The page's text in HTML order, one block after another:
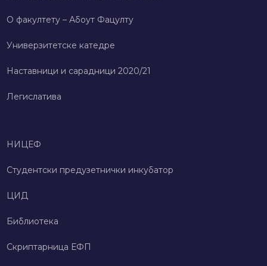
О факултету – Абоут Фацултy
Универзитетске катедре
Наставници и сарадници 2020/21
Легислатива
НИЦЕФ
Студентски предузетнички инкубатор
ЦИД
Библиотека
Скриптарница ЕФП